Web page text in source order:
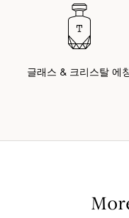
글래스 & 크리스탈 에